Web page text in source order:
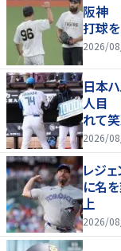
阪神
打球
2026/
日本
人目
れて
2026/
レジ
に名
上
2026/